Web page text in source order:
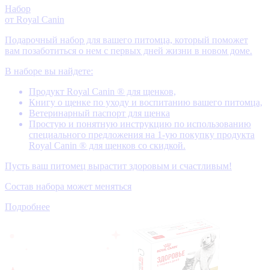
Набор
от Royal Canin
Подарочный набор для вашего питомца, который поможет
вам позаботиться о нем с первых дней жизни в новом доме.
В наборе вы найдете:
Продукт Royal Canin ® для щенков,
Книгу о щенке по уходу и воспитанию вашего питомца,
Ветеринарный паспорт для щенка
Простую и понятную инструкцию по использованию
специального предложения на 1-ую покупку продукта
Royal Canin ® для щенков со скидкой.
Пусть ваш питомец вырастит здоровым и счастливым!
Состав набора может меняться
Подробнее